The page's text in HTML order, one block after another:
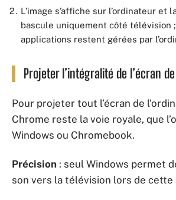
L’image s’affiche sur l’ordinateur et
bascule uniquement côté télévision
applications restent gérées par
Projeter l’intégralité de l’écran
Pour projeter tout l’écran de
Chrome reste la voie royale, que
Windows ou Chromebook.
Précision : seul Windows permet
son vers la télévision lors de cette